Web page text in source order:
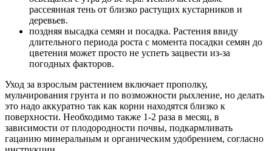
рассеянная тень от близко растущих кустарников и
деревьев.
поздняя высадка семян и посадка. Растения ввиду
длительного периода роста с момента посадки семян до
цветения может просто не успеть зацвести из-за
погодных факторов.
Уход за взрослым растением включает прополку,
мульчирования грунта и по возможности рыхление, но делать
это надо аккуратно так как корни находятся близко к
поверхности. Необходимо также 1-2 раза в месяц, в
зависимости от плодородности почвы, подкармливать
гацанию минеральным и органическим удобрением, согласно